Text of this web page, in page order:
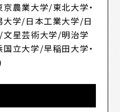
農業大学/東北大学・
学/日本工業大学/日
星芸術大学/明治学
立大学/早稲田大学・